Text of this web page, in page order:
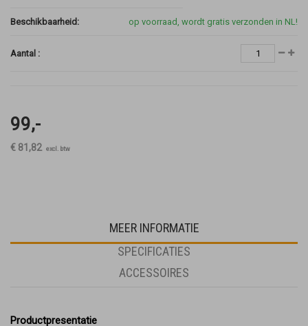
Beschikbaarheid: op voorraad, wordt gratis verzonden in NL!
Aantal :
99,-
€ 81,82 excl. btw
MEER INFORMATIE
SPECIFICATIES
ACCESSOIRES
Productpresentatie